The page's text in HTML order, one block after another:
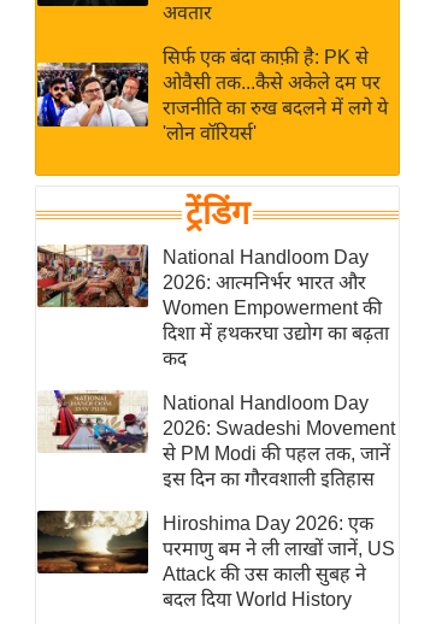
News in
Hindi
News
Hindi
Videos
उद्योग
विशेषज्ञ
राय
खेल
क्रिकेट
IPL
2026
मिसाल बेमिसाल
शख्सियत
यंग इंडिया
साहित्य जगत
ऑटो वर्ल्ड
न्यूज ब्रीफ
अवतार
सिर्फ एक बंदा काफ़ी है: PK से
ओवैसी तक...कैसे अकेले दम पर
राजनीति का रुख बदलने में लगे ये
'लोन वॉरियर्स'
ट्रेंडिंग
National Handloom Day
2026: आत्मनिर्भर भारत और
Women Empowerment की
दिशा में हथकरघा उद्योग का बढ़ता
कद
National Handloom Day
2026: Swadeshi Movement
से PM Modi की पहल तक, जानें
इस दिन का गौरवशाली इतिहास
Hiroshima Day 2026: एक
परमाणु बम ने ली लाखों जानें, US
Attack की उस काली सुबह ने
बदल दिया World History